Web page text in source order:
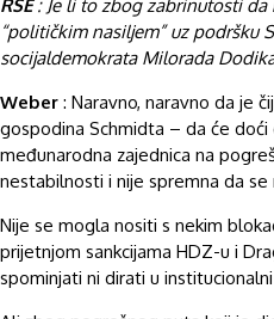
RSE: Je li to zbog zabrinutosti
“političkim nasiljem” uz podršku
socijaldemokrata Milorada
Weber : Naravno, naravno da je
gospodina Schmidta – da će doći
međunarodna zajednica na
nestabilnosti i nije spremna da se
Nije se mogla nositi s nekim
prijetnjom sankcijama HDZ-u i
spominjati ni dirati u